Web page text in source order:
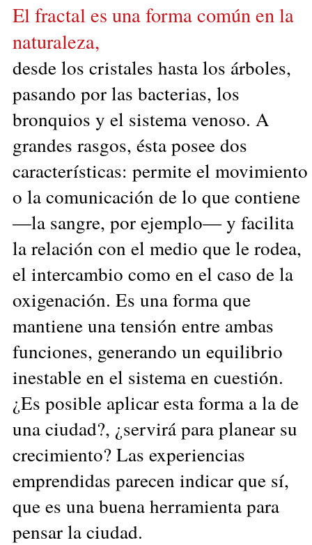
El fractal es una forma común en la
naturaleza,
desde los cristales hasta los árboles,
pasando por las bacterias, los
bronquios y el sistema venoso. A
grandes rasgos, ésta posee dos
características: permite el movimiento
o la comunicación de lo que contiene
—la sangre, por ejemplo— y facilita
la relación con el medio que le rodea,
el intercambio como en el caso de la
oxigenación. Es una forma que
mantiene una tensión entre ambas
funciones, generando un equilibrio
inestable en el sistema en cuestión.
¿Es posible aplicar esta forma a la de
una ciudad?, ¿servirá para planear su
crecimiento? Las experiencias
emprendidas parecen indicar que sí,
que es una buena herramienta para
pensar la ciudad.